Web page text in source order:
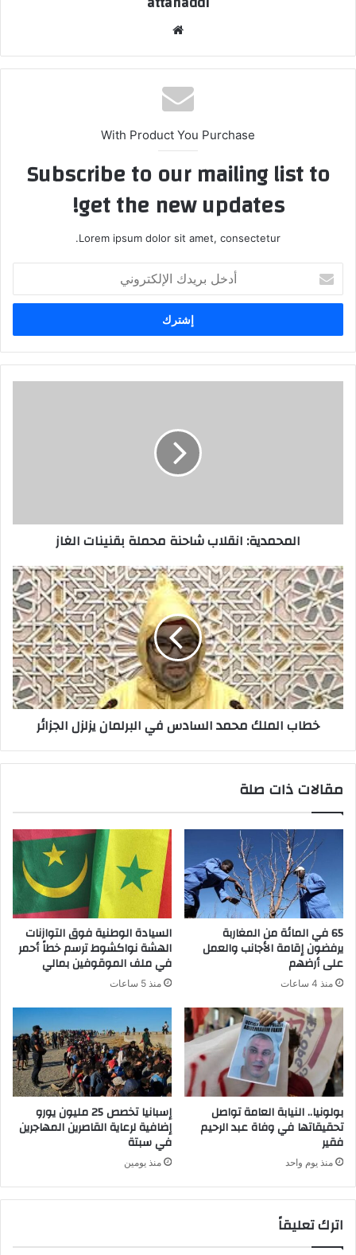
With Product You Purchase
Subscribe to our mailing list to
get the new updates!
Lorem ipsum dolor sit amet, consectetur.
بريدك
الإلكتروني
المحمدية: انقلاب شاحنة محملة بقنينات الغاز
خطاب الملك محمد السادس في البرلمان يزلزل الجزائر
مقالات ذات صلة
65 في المائة من المغاربة
يرفضون إقامة الأجانب والعمل
على أرضهم
منذ 4 ساعات
السيادة الوطنية فوق التوازنات
الهشة نواكشوط ترسم خطاً أحمر
في ملف الموقوفين بمالي
منذ 5 ساعات
بولونيا.. النيابة العامة تواصل
تحقيقاتها في وفاة عبد الرحيم
فقير
منذ يوم واحد
إسبانيا تخصص 25 مليون يورو
إضافية لرعاية القاصرين المهاجرين
في سبتة
منذ يومين
اترك تعليقاً